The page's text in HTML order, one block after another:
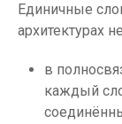
Единичные
архитектурах
в
каждый